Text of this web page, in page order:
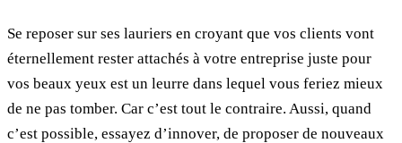
Se reposer sur ses lauriers en croyant que vos clients vont
éternellement rester attachés à votre entreprise juste pour
vos beaux yeux est un leurre dans lequel vous feriez mieux
de ne pas tomber. Car c’est tout le contraire. Aussi, quand
c’est possible, essayez d’innover, de proposer de nouveaux